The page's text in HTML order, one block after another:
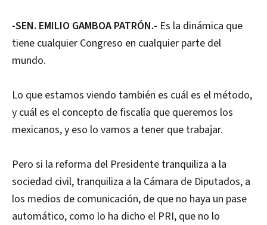
-SEN. EMILIO GAMBOA PATRÓN.- Es la dinámica que
tiene cualquier Congreso en cualquier parte del
mundo.
Lo que estamos viendo también es cuál es el método,
y cuál es el concepto de fiscalía que queremos los
mexicanos, y eso lo vamos a tener que trabajar.
Pero si la reforma del Presidente tranquiliza a la
sociedad civil, tranquiliza a la Cámara de Diputados, a
los medios de comunicación, de que no haya un pase
automático, como lo ha dicho el PRI, que no lo